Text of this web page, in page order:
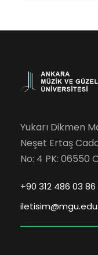
Yukarı Dikmen
Neşet Ertaş
No: 4 PK: 06550
+90 312 486 03 86